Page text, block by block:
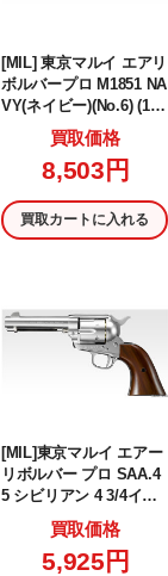
[MIL] 東京マルイ エアリ
ボルバープロ M1851 NA
VY(ネイビー)(No.6) (10
歳以上専用)
買取価格
8,503円
買取カートに入れる
[MIL]東京マルイ エアー
リボルバー プロ SAA.4
5 シビリアン 4 3/4イン
チ シルバー(No.4) (10歳
以上専用)
買取価格
5,925円